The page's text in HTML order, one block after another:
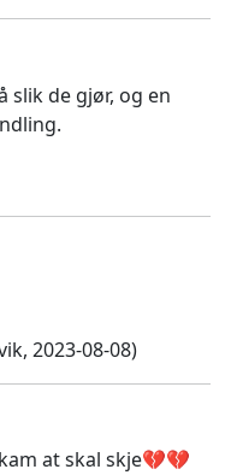
slik de gjør, og en
2023-08-08)
at skal skje💔💔